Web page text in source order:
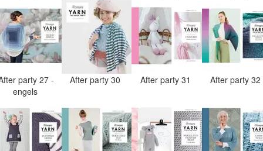
party 27 -
engels
After party 30 After party 31 After party 32